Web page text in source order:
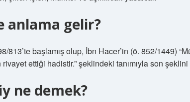
anlama gelir?
813’te başlamış olup, İbn Hacer’in (ö. 852/1449)
ettiği hadistir.” şeklindeki tanımıyla son şeklini
ne demek?